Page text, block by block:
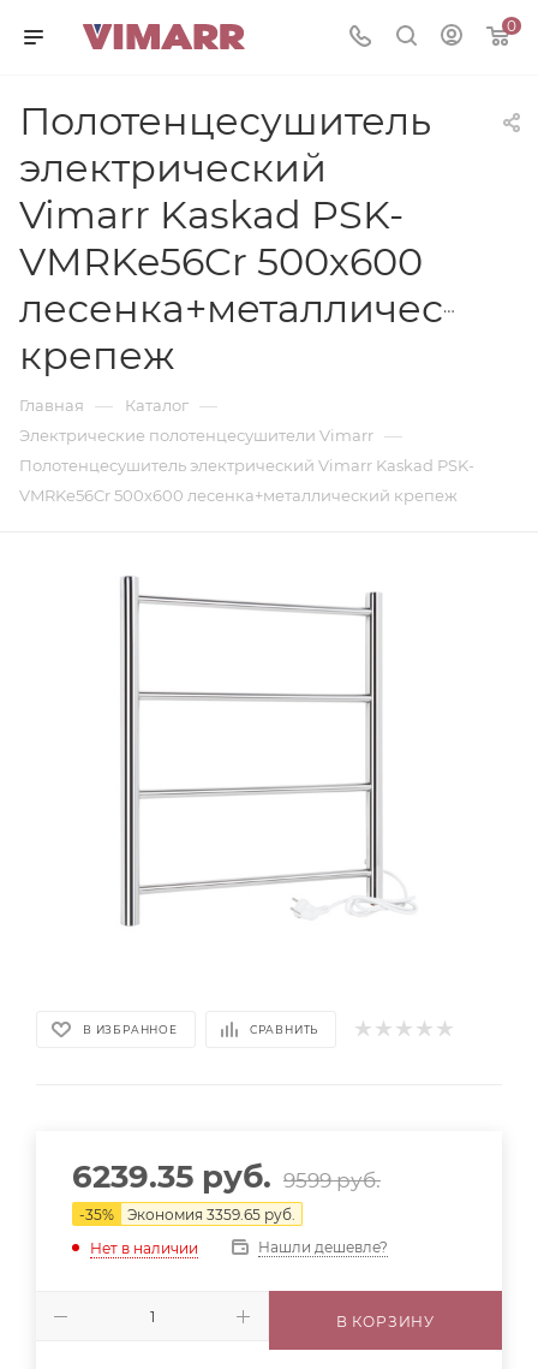
0
Полотенцесушитель
электрический
Vimarr Kaskad PSK-
VMRKe56Cr 500х600
лесенка+металлический
крепеж
Главная — Каталог —
Электрические полотенцесушители Vimarr —
Полотенцесушитель электрический Vimarr Kaskad PSK-
VMRKe56Cr 500х600 лесенка+металлический крепеж
В ИЗБРАННОЕ СРАВНИТЬ
6239.35 руб. 9599руб.
-35% Экономия 3359.65 руб.
Нет в наличии
Нашли дешевле?
В КОРЗИНУ